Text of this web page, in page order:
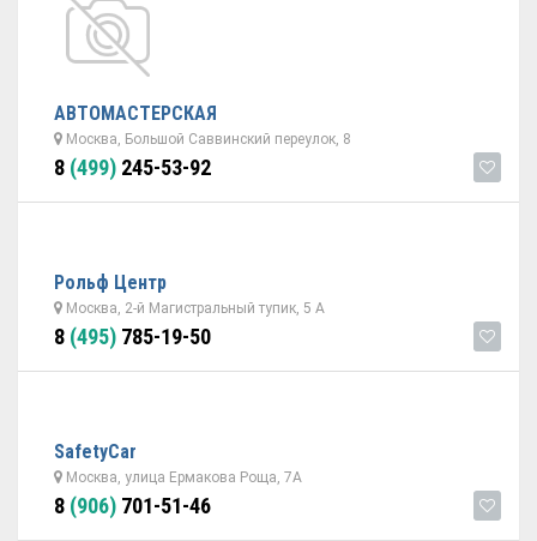
АВТОМАСТЕРСКАЯ
Москва, Большой Саввинский переулок, 8
8 (499) 245-53-92
Рольф Центр
Москва, 2-й Магистральный тупик, 5 А
8 (495) 785-19-50
SafetyCar
Москва, улица Ермакова Роща, 7А
8 (906) 701-51-46